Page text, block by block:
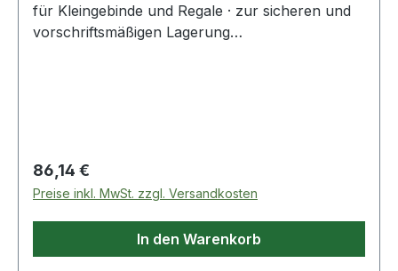
für Kleingebinde und Regale · zur sicheren und
vorschriftsmäßigen Lagerung
Holmlänge: 1000mm
Regulärer Preis:
86,14 €
Preise inkl. MwSt. zzgl. Versandkosten
In den Warenkorb